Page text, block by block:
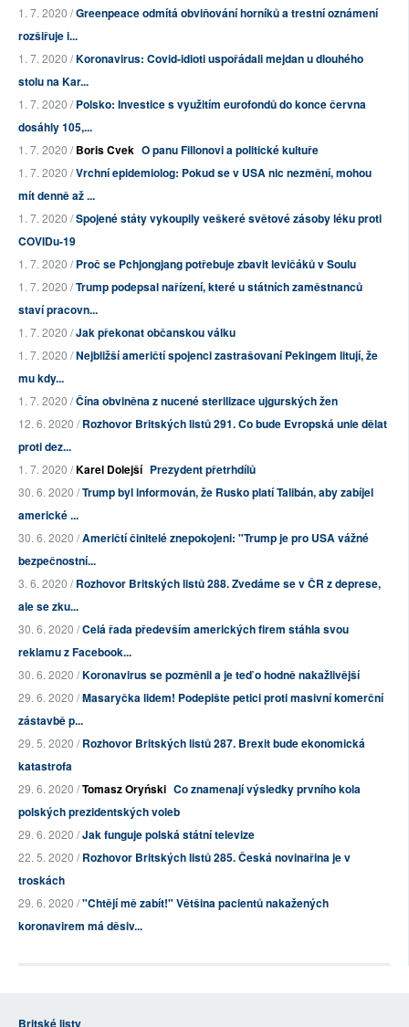
1. 7. 2020 /Greenpeace odmítá obviňování horníků a trestní oznámení
rozšiřuje i...
1. 7. 2020 /Koronavirus: Covid-idioti uspořádali mejdan u dlouhého
stolu na Kar...
1. 7. 2020 /Polsko: Investice s využitím eurofondů do konce června
dosáhly 105,...
1. 7. 2020 /Boris Cvek O panu Fillonovi a politické kultuře
1. 7. 2020 /Vrchní epidemiolog: Pokud se v USA nic nezmění, mohou
mít denně až ...
1. 7. 2020 /Spojené státy vykoupily veškeré světové zásoby léku proti
COVIDu-19
1. 7. 2020 /Proč se Pchjongjang potřebuje zbavit levičáků v Soulu
1. 7. 2020 /Trump podepsal nařízení, které u státních zaměstnanců
staví pracovn...
1. 7. 2020 /Jak překonat občanskou válku
1. 7. 2020 /Nejbližší američtí spojenci zastrašovaní Pekingem litují, že
mu kdy...
1. 7. 2020 /Čína obviněna z nucené sterilizace ujgurských žen
12. 6. 2020 /Rozhovor Britských listů 291. Co bude Evropská unie dělat
proti dez...
1. 7. 2020 /Karel Dolejší Prezydent přetrhdílů
30. 6. 2020 /Trump byl informován, že Rusko platí Talibán, aby zabíjel
americké ...
30. 6. 2020 /Američtí činitelé znepokojeni: "Trump je pro USA vážné
bezpečnostní...
3. 6. 2020 /Rozhovor Britských listů 288. Zvedáme se v ČR z deprese,
ale se zku...
30. 6. 2020 /Celá řada především amerických firem stáhla svou
reklamu z Facebook...
30. 6. 2020 /Koronavirus se pozměnil a je teď o hodně nakažlivější
29. 6. 2020 /Masaryčka lidem! Podepište petici proti masivní komerční
zástavbě p...
29. 5. 2020 /Rozhovor Britských listů 287. Brexit bude ekonomická
katastrofa
29. 6. 2020 /Tomasz Oryński Co znamenají výsledky prvního kola
polských prezidentských voleb
29. 6. 2020 /Jak funguje polská státní televize
22. 5. 2020 /Rozhovor Britských listů 285. Česká novinařina je v
troskách
29. 6. 2020 /"Chtějí mě zabít!" Většina pacientů nakažených
koronavirem má děsiv...
Britské listy